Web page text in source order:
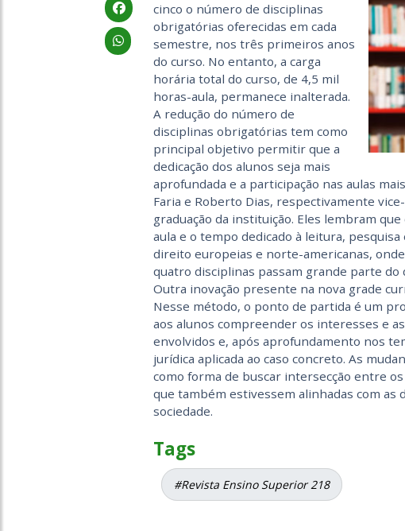
cinco o número de disciplinas
obrigatórias oferecidas em cada
semestre, nos três primeiros anos
do curso. No entanto, a carga
horária total do curso, de 4,5 mil
horas-aula, permanece inalterada.
A redução do número de
disciplinas obrigatórias tem como
principal objetivo permitir que a
dedicação dos alunos seja mais
aprofundada e a participação nas aulas
Faria e Roberto Dias, respectivamente
graduação da instituição. Eles lembram
aula e o tempo dedicado à leitura,
direito europeias e norte-americanas,
quatro disciplinas passam grande parte do
Outra inovação presente na nova grade
Nesse método, o ponto de partida é um
aos alunos compreender os interesses e
envolvidos e, após aprofundamento nos
jurídica aplicada ao caso concreto. As
como forma de buscar intersecção entre
que também estivessem alinhadas com as
sociedade.
Tags
#Revista Ensino Superior 218